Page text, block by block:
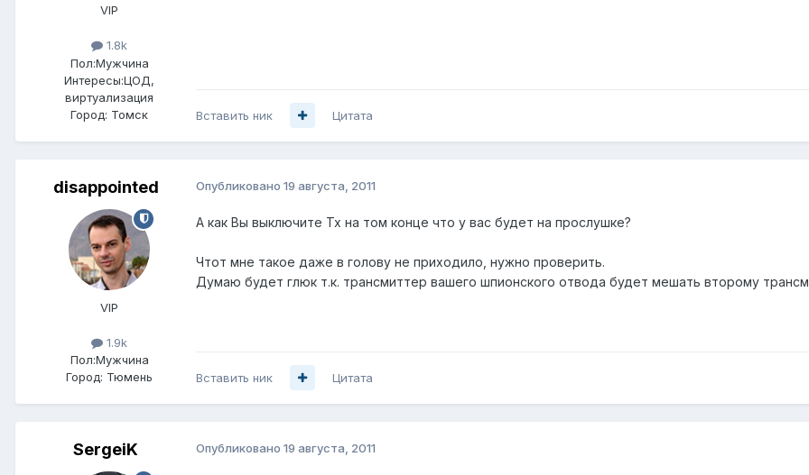
VIP
1.8k
Пол:Мужчина
Интересы:ЦОД,
виртуализация
Город: Томск Вставить ник Цитата
disappointed
VIP
1.9k
Пол:Мужчина
Город: Тюмень
Опубликовано 19 августа, 2011
А как Вы выключите Tx на том конце что у вас будет на прослушке?
Чтот мне такое даже в голову не приходило, нужно проверить.
Думаю будет глюк т.к. трансмиттер вашего шпионского отвода будет мешать второму
Вставить ник Цитата
SergeiK Опубликовано 19 августа, 2011